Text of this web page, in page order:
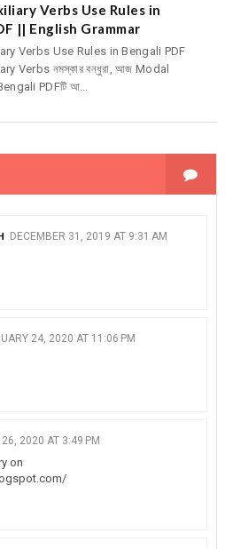
Verbs Use Rules in
|| English Grammar
Verbs Use Rules in Bengali PDF
Verbs নমস্কার বন্ধুরা, আজ Modal
PDFটি আ...
DECEMBER 31, 2019 AT 9:31 AM
24, 2020 AT 11:06 PM
26, 2020 AT 3:49 PM
on